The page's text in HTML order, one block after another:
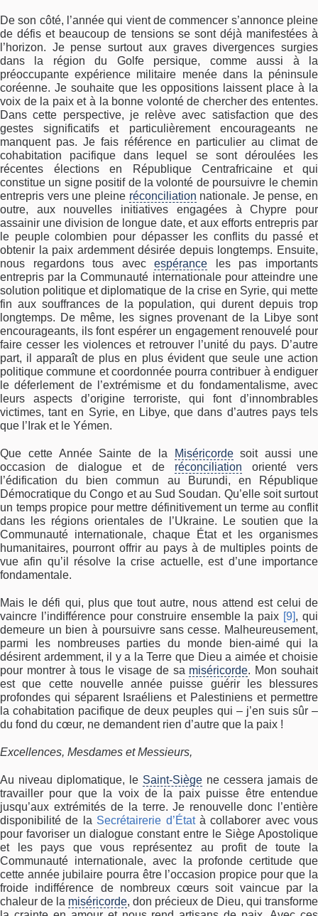
De son côté, l’année qui vient de commencer s’annonce pleine
de défis et beaucoup de tensions se sont déjà manifestées à
l’horizon. Je pense surtout aux graves divergences surgies
dans la région du Golfe persique, comme aussi à la
préoccupante expérience militaire menée dans la péninsule
coréenne. Je souhaite que les oppositions laissent place à la
voix de la paix et à la bonne volonté de chercher des ententes.
Dans cette perspective, je relève avec satisfaction que des
gestes significatifs et particulièrement encourageants ne
manquent pas. Je fais référence en particulier au climat de
cohabitation pacifique dans lequel se sont déroulées les
récentes élections en République Centrafricaine et qui
constitue un signe positif de la volonté de poursuivre le chemin
entrepris vers une pleine réconciliation nationale. Je pense, en
outre, aux nouvelles initiatives engagées à Chypre pour
assainir une division de longue date, et aux efforts entrepris par
le peuple colombien pour dépasser les conflits du passé et
obtenir la paix ardemment désirée depuis longtemps. Ensuite,
nous regardons tous avecespérance les pas importants
entrepris par la Communauté internationale pour atteindre une
solution politique et diplomatique de la crise en Syrie, qui mette
fin aux souffrances de la population, qui durent depuis trop
longtemps. De même, les signes provenant de la Libye sont
encourageants, ils font espérer un engagement renouvelé pour
faire cesser les violences et retrouver l’unité du pays. D’autre
part, il apparaît de plus en plus évident que seule une action
politique commune et coordonnée pourra contribuer à endiguer
le déferlement de l’extrémisme et du fondamentalisme, avec
leurs aspects d’origine terroriste, qui font d’innombrables
victimes, tant en Syrie, en Libye, que dans d’autres pays tels
que l’Irak et le Yémen.
Que cette Année Sainte de la Miséricordesoit aussi une
occasion de dialogue et de réconciliation orienté vers
l’édification du bien commun au Burundi, en République
Démocratique du Congo et au Sud Soudan. Qu’elle soit surtout
un temps propice pour mettre définitivement un terme au conflit
dans les régions orientales de l’Ukraine. Le soutien que la
Communauté internationale, chaque État et les organismes
humanitaires, pourront offrir au pays à de multiples points de
vue afin qu’il résolve la crise actuelle, est d’une importance
fondamentale.
Mais le défi qui, plus que tout autre, nous attend est celui de
vaincre l’indifférence pour construire ensemble la paix [9] , qui
demeure un bien à poursuivre sans cesse. Malheureusement,
parmi les nombreuses parties du monde bien-aimé qui la
désirent ardemment, il y a la Terre que Dieu a aimée et choisie
pour montrer à tous le visage de sa miséricorde. Mon souhait
est que cette nouvelle année puisse guérir les blessures
profondes qui séparent Israéliens et Palestiniens et permettre
la cohabitation pacifique de deux peuples qui – j’en suis sûr –
du fond du cœur, ne demandent rien d’autre que la paix !
Excellences, Mesdames et Messieurs,
Au niveau diplomatique, le Saint-Siège ne cessera jamais de
travailler pour que la voix de la paix puisse être entendue
jusqu’aux extrémités de la terre. Je renouvelle donc l’entière
disponibilité de la Secrétairerie d’Étatà collaborer avec vous
pour favoriser un dialogue constant entre le Siège Apostolique
et les pays que vous représentez au profit de toute la
Communauté internationale, avec la profonde certitude que
cette année jubilaire pourra être l’occasion propice pour que la
froide indifférence de nombreux cœurs soit vaincue par la
chaleur de la miséricorde, don précieux de Dieu, qui transforme